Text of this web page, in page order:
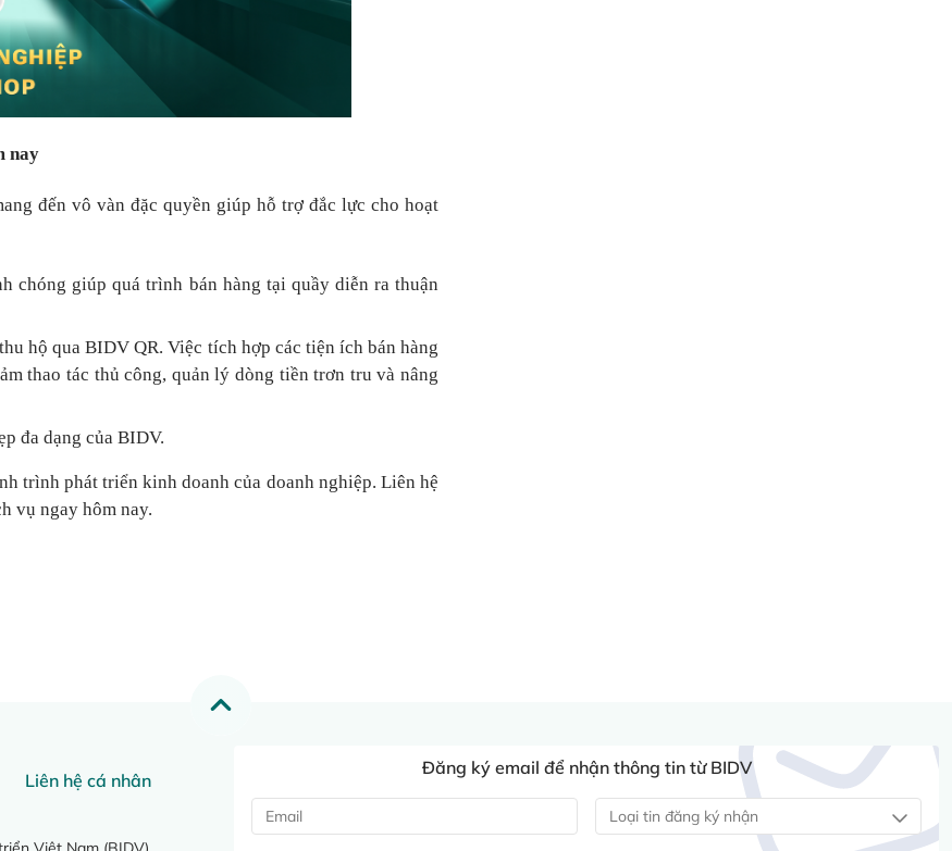
nay
đến vô vàn đặc quyền giúp hỗ trợ đắc lực cho hoạt
chóng giúp quá trình bán hàng tại quầy diễn ra thuận
hộ qua BIDV QR.Việc tích hợp các tiện ích bán hàng
thao tác thủ công, quản lý dòng tiền trơn tru và nâng
đa dạng của BIDV.
trình phát triển kinh doanh của doanh nghiệp. Liên hệ
vụ ngay hôm nay.
Liên hệ cá nhân
Đăng ký email để nhận thông tin từ BIDV
Loại tin đăng ký nhận